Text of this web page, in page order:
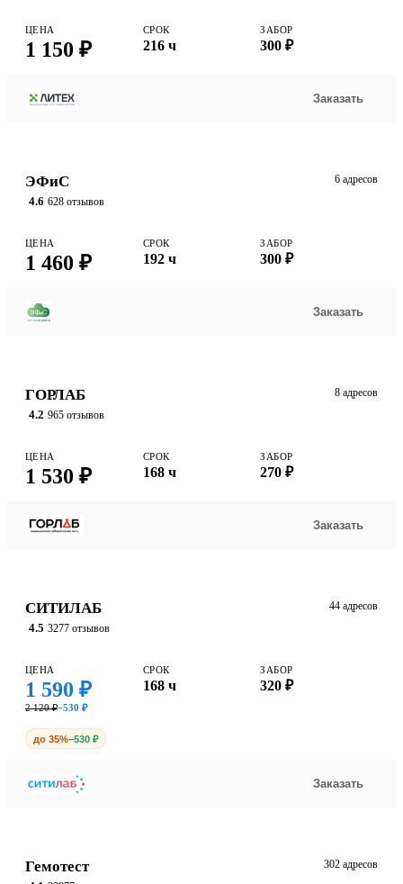
ЦЕНА
1 150 ₽
СРОК
216 ч
ЗАБОР
300 ₽
Заказать
ЭФиС
4.6 628 отзывов
6 адресов
ЦЕНА
1 460 ₽
СРОК
192 ч
ЗАБОР
300 ₽
Заказать
ГОРЛАБ
4.2 965 отзывов
8 адресов
ЦЕНА
1 530 ₽
СРОК
168 ч
ЗАБОР
270 ₽
Заказать
СИТИЛАБ
4.5 3277 отзывов
44 адресов
ЦЕНА
1 590 ₽
2 120 ₽−530 ₽
СРОК
168 ч
ЗАБОР
320 ₽
до 35%−530 ₽
Заказать
Гемотест 302 адресов